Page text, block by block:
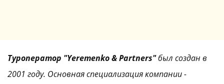
Туроператор "Yeremenko & Partners"был создан в
2001 году. Основная специализация компании -